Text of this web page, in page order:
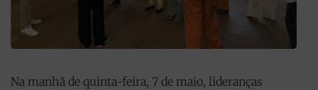
Na manhã de quinta-feira, 7 de maio, lideranças